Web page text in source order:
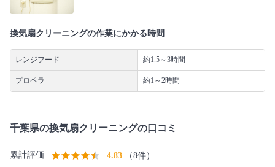
換気扇クリーニングの作業にかかる時間
レンジフード 約1.5～3時間
プロペラ 約1～2時間
千葉県の換気扇クリーニングの口コミ
累計評価 4.83 （8件）